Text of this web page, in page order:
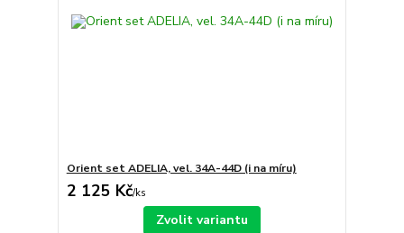
Orient set ADELIA, vel. 34A-44D (i na míru)
2 125 Kč/ks
Zvolit variantu